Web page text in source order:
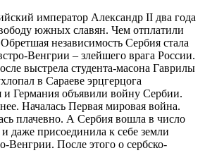
император Александр II два года
южных славян. Чем отплатили
независимость Сербия стала
Венгрии – злейшего врага России.
выстрела студента-масона Гаврилы
в Сараеве эрцгерцога
Германия объявили войну Сербии.
Началась Первая мировая война.
плачевно. А Сербия вошла в число
даже присоединила к себе земли
Венгрии. После этого о сербско-